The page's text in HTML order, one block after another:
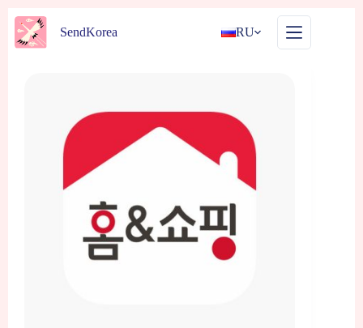
Перейти
сути
SendKorea RU